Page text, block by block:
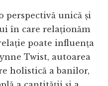
perspectivă unică și
în care relaționăm
poate influența
Twist, autoarea
holistică a banilor,